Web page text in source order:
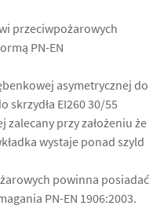
przeciwpożarowych
PN-EN
asymetrycznej do
skrzydła EI260 30/55
zalecany przy założeniu że
wystaje ponad szyld
powinna posiadać
PN-EN 1906:2003.